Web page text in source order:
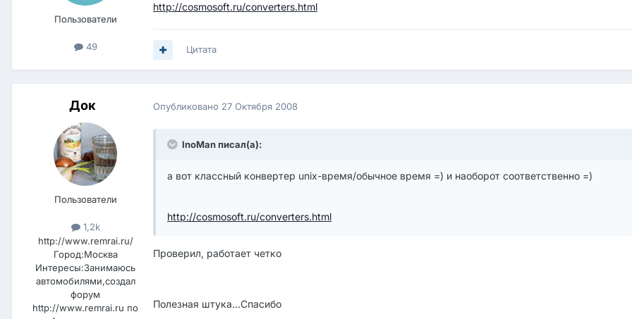
Пользователи
49
http://cosmosoft.ru/converters.html
Цитата
Док
Пользователи
1,2k
http://www.remrai.ru/
Город:Москва
Интересы:Занимаюсь
автомобилями,создал
форум
http://www.remrai.ru по
Опубликовано 27 Октября 2008
InoMan писал(а):
а вот классный конвертер unix-время/обычное время =) и наоборот соответственно =)
http://cosmosoft.ru/converters.html
Проверил, работает четко
Полезная штука...Спасибо